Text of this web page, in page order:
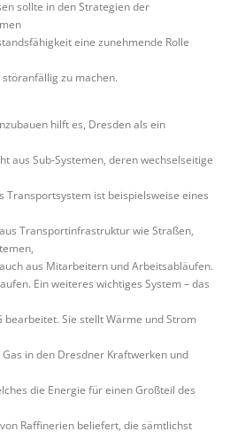
sollte in den Strategien der
eine zunehmende Rolle
zu machen.
hilft es, Dresden als ein
aus Sub-Systemen, deren wechselseitige
Transportsystem ist beispielsweise eines
Transportinfrastruktur wie Straßen,
aus Mitarbeitern und Arbeitsabläufen.
Ein weiteres wichtiges System – das
bearbeitet. Sie stellt Wärme und Strom
in den Dresdner Kraftwerken und
die Energie für einen Großteil des
Raffinerien beliefert, die sämtlichst